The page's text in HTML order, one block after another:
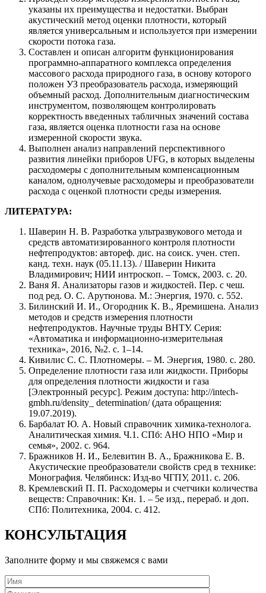
указаны их преимущества и недостатки. Выбран
акустический метод оценки плотности, который
является универсальным и используется при измерении
скорости потока газа.
Составлен и описан алгоритм функционирования
программно-аппаратного комплекса определения
массового расхода природного газа, в основу которого
положен УЗ преобразователь расхода, измеряющий
объемный расход. Дополнительным диагностическим
инструментом, позволяющем контролировать
корректность введенных табличных значений состава
газа, является оценка плотности газа на основе
измеренной скорости звука.
Выполнен анализ направлений перспективного
развития линейки приборов UFG, в которых выделены
расходомеры с дополнительным компенсационным
каналом, однолучевые расходомеры и преобразователи
расхода с оценкой плотности среды измерения.
ЛИТЕРАТУРА:
Шаверин Н. В. Разработка ультразвукового метода и
средств автоматизированного контроля плотности
нефтепродуктов: автореф. дис. на соиск. учен. степ.
канд. техн. наук (05.11.13). / Шаверин Никита
Владимирович; НИИ интроскоп. – Томск, 2003. с. 20.
Ваня Я. Анализаторы газов и жидкостей. Пер. с чеш.
под ред. О. С. Арутюнова. М.: Энергия, 1970. с. 552.
Билинский И. И., Огородник К. В., Яремишена. Анализ
методов и средств измерения плотности
нефтепродуктов. Научные труды ВНТУ. Серия:
«Автоматика и информационно-измерительная
техника», 2016, №2. с. 1–14.
Кивилис С. С. Плотномеры. – М. Энергия, 1980. с. 280.
Определение плотности газа или жидкости. Приборы
для определения плотности жидкости и газа
[Электронный ресурс]. Режим доступа: http://intech-
gmbh.ru/density_ determination/ (дата обращения:
19.07.2019).
Барбалат Ю. А. Новый справочник химика-технолога.
Аналитическая химия. Ч.1. СПб: АНО НПО «Мир и
семья», 2002. с. 964.
Бражников Н. И., Белевитин В. А., Бражникова Е. В.
Акустические преобразователи свойств сред в технике:
Монография. Челябинск: Изд-во ЧГПУ, 2011. с. 206.
Кремлевский П. П. Расходомеры и счетчики количества
веществ: Справочник: Кн. 1. – 5е изд., перераб. и доп.
СПб: Политехника, 2004. с. 412.
КОНСУЛЬТАЦИЯ
Заполните форму и мы свяжемся с вами